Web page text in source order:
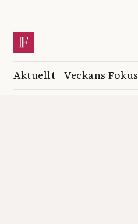
Aktuellt Veckans Fokus